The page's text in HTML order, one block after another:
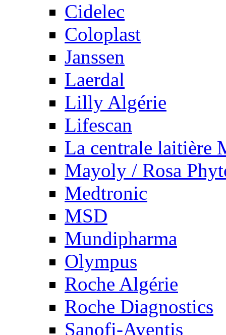
Cidelec
Coloplast
Janssen
Laerdal
Lilly Algérie
Lifescan
La centrale laitière
Mayoly / Rosa
Medtronic
MSD
Mundipharma
Olympus
Roche Algérie
Roche Diagnostics
Sanofi-Aventis